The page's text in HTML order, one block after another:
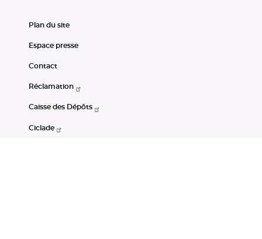
Plan du site
Espace presse
Contact
Réclamation
Caisse des Dépôts
Ciclade